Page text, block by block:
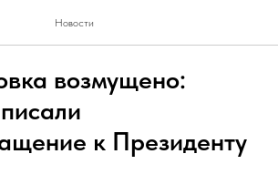
Новости
возмущено:
к Президенту